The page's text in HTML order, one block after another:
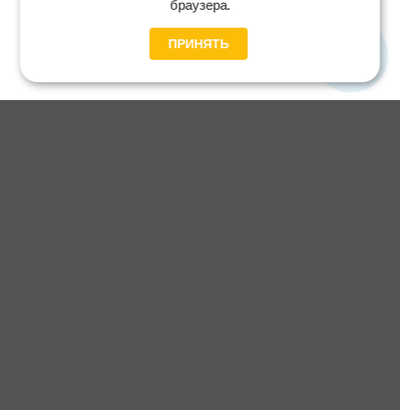
браузера.
ПРИНЯТЬ